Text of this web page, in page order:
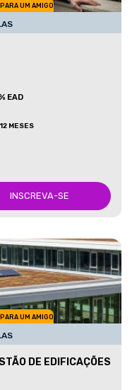
UM AMIGO
EAD
MESES
INSCREVA-SE
UM AMIGO
DE EDIFICAÇÕES